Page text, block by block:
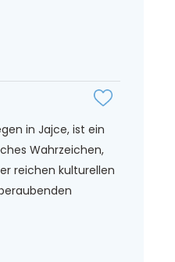
in Jajce, ist ein
Wahrzeichen,
reichen kulturellen